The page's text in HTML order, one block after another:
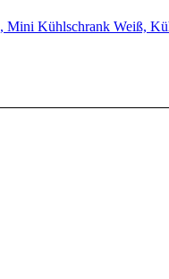
Mini Kühlschrank Weiß,